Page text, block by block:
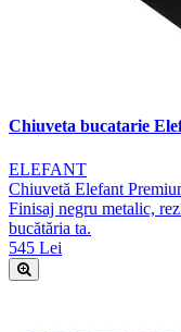
Chiuveta bucatarie
ELEFANT
Chiuvetă Elefant
Finisaj negru metalic,
bucătăria ta.
545 Lei